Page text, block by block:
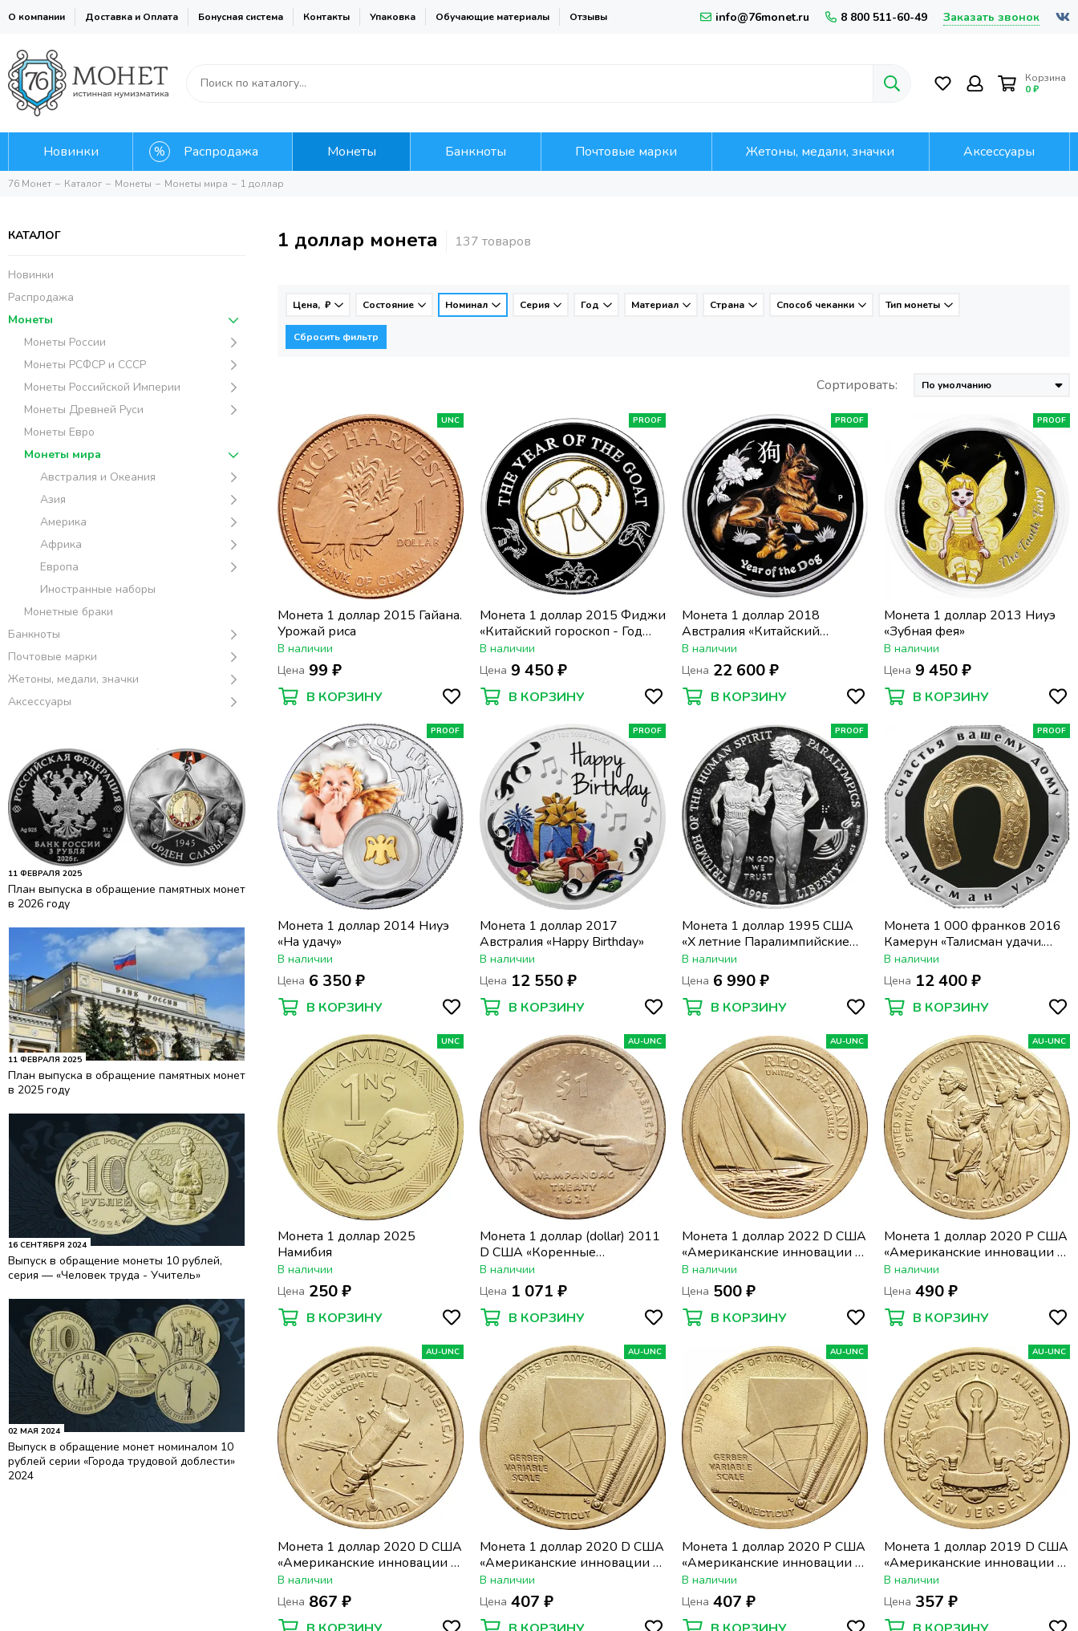
О компании Доставка и Оплата Бонусная система Контакты Упаковка Обучающие материалы Отзывы info@76monet.ru 8 800 511-60-49 Заказать звонок
Корзина
0 ₽
Новинки Распродажа Монеты Банкноты Почтовые марки Жетоны, медали, значки Аксессуары
76 Монет Каталог Монеты Монеты мира 1 доллар
КАТАЛОГ
Новинки
Распродажа
Монеты
Монеты России
Монеты РСФСР и СССР
Монеты Российской Империи
Монеты Древней Руси
Монеты Евро
Монеты мира
Австралия и Океания
Азия
Америка
Африка
Европа
Иностранные наборы
Монетные браки
Банкноты
Почтовые марки
Жетоны, медали, значки
Аксессуары
11 ФЕВРАЛЯ 2025
План выпуска в обращение памятных монет
в 2026 году
11 ФЕВРАЛЯ 2025
План выпуска в обращение памятных монет
в 2025 году
16 СЕНТЯБРЯ 2024
Выпуск в обращение монеты 10 рублей,
серия — «Человек труда - Учитель»
02 МАЯ 2024
Выпуск в обращение монет номиналом 10
рублей серии «Города трудовой доблести»
2024
1 доллар монета
Цена, ₽ Состояние Номинал Серия Год Материал Страна Способ чеканки Тип монеты
Сбросить фильтр
Сортировать:
UNC
Монета 1 доллар 2015 Гайана.
Урожай риса
В наличии
Цена 99 ₽
В КОРЗИНУ
PROOF
Монета 1 доллар 2015 Фиджи
«Китайский гороскоп - Год
козы» в футляре
В наличии
Цена 9 450 ₽
В КОРЗИНУ
PROOF
Монета 1 доллар 2018
Австралия «Китайский
гороскоп - год собаки.
Лунный календарь» в
футляре
В наличии
Цена 22 600 ₽
В КОРЗИНУ
PROOF
Монета 1 доллар 2013 Ниуэ
«Зубная фея»
В наличии
Цена 9 450 ₽
В КОРЗИНУ
PROOF
Монета 1 доллар 2014 Ниуэ
«На удачу»
В наличии
Цена 6 350 ₽
В КОРЗИНУ
PROOF
Монета 1 доллар 2017
Австралия «Happy Birthday»
В наличии
Цена 12 550 ₽
В КОРЗИНУ
PROOF
Монета 1 доллар 1995 США
«X летние Паралимпийские
Игры, Атланта 1996 - Бег»
В наличии
Цена 6 990 ₽
В КОРЗИНУ
PROOF
Монета 1 000 франков 2016
Камерун «Талисман удачи.
Подкова»
В наличии
Цена 12 400 ₽
В КОРЗИНУ
UNC
Монета 1 доллар 2025
Намибия
В наличии
Цена 250 ₽
В КОРЗИНУ
AU-UNC
Монета 1 доллар (dollar) 2011
D США «Коренные
Американцы - договор с
Вампаноагами(трубка мира)»
В наличии
Цена 1 071 ₽
В КОРЗИНУ
AU-UNC
Монета 1 доллар 2022 D США
«Американские инновации -
Род-Айленд. Натанаэль
Херрешофф, яхта "Рилаэнс"»
В наличии
Цена 500 ₽
В КОРЗИНУ
AU-UNC
Монета 1 доллар 2020 P США
«Американские инновации -
Южная Каролина. Септима
Пуансетт Кларк»
В наличии
Цена 490 ₽
В КОРЗИНУ
AU-UNC
Монета 1 доллар 2020 D США
«Американские инновации -
Мэриленд. Космический
телескоп "Хаббл"»
В наличии
Цена 867 ₽
AU-UNC
Монета 1 доллар 2020 D США
«Американские инновации -
Коннектикут. Переменная
шкала Гербера»
В наличии
Цена 407 ₽
AU-UNC
Монета 1 доллар 2020 P США
«Американские инновации -
Коннектикут. Переменная
шкала Гербера»
В наличии
Цена 407 ₽
AU-UNC
Монета 1 доллар 2019 D США
«Американские инновации -
Нью-Джерси. Лампа
накаливания»
В наличии
Цена 357 ₽